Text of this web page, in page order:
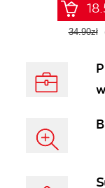
34.90zł